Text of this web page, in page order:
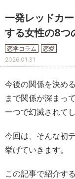
一発レッドカ
する女性の8つ
恋学コラム 恋愛
2026.01.31
今後の関係を決め
まで関係が深まっ
一つで幻滅されて
今回は、そんな初
挙げていきます。
この記事で紹介す